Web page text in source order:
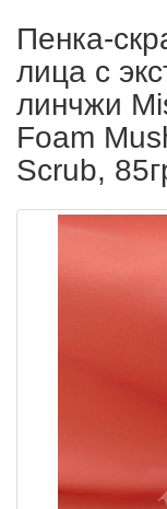
Пенка-
лица с
линчжи
Foam
Scrub,